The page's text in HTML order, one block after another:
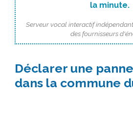
la minute.
Serveur vocal interactif
des fournisseurs
Déclarer une
dans la commune